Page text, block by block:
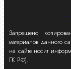
Запрещено
материалов данного
на сайте носит
ГК РФ).